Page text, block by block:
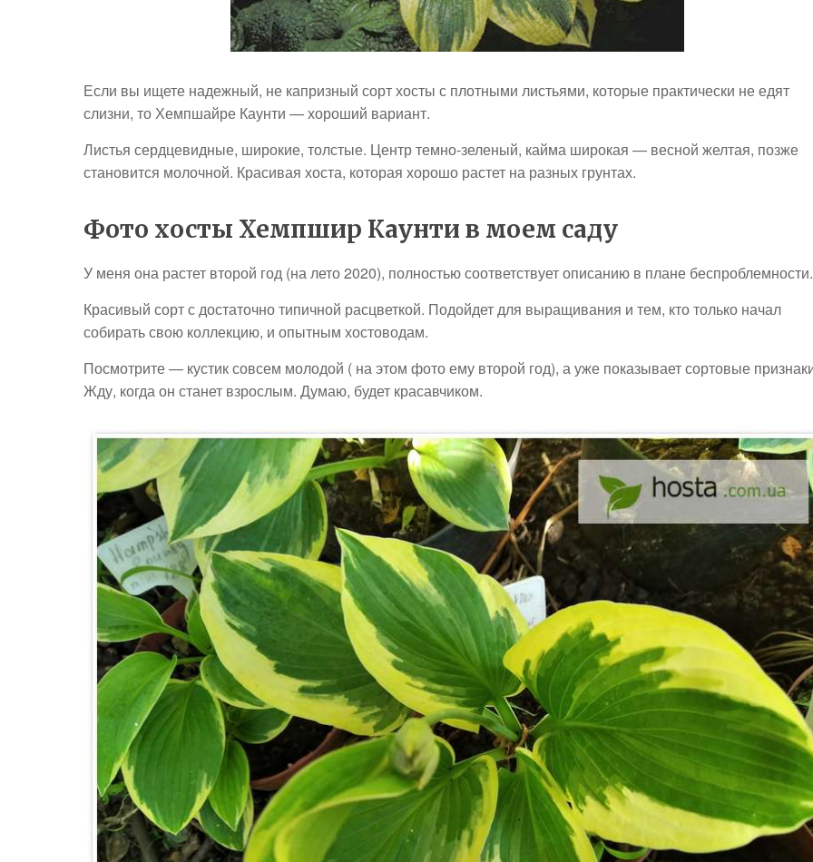
Если вы ищете надежный, не капризный сорт хосты с плотными листьями, которые практически не едят
слизни, то Хемпшайре Каунти — хороший вариант.
Листья сердцевидные, широкие, толстые. Центр темно-зеленый, кайма широкая — весной желтая, позже
становится молочной. Красивая хоста, которая хорошо растет на разных грунтах.
Фото хосты Хемпшир Каунти в моем саду
У меня она растет второй год (на лето 2020), полностью соответствует описанию в плане беспроблемности.
Красивый сорт с достаточно типичной расцветкой. Подойдет для выращивания и тем, кто только начал
собирать свою коллекцию, и опытным хостоводам.
Посмотрите — кустик совсем молодой ( на этом фото ему второй год), а уже показывает сортовые
Жду, когда он станет взрослым. Думаю, будет красавчиком.